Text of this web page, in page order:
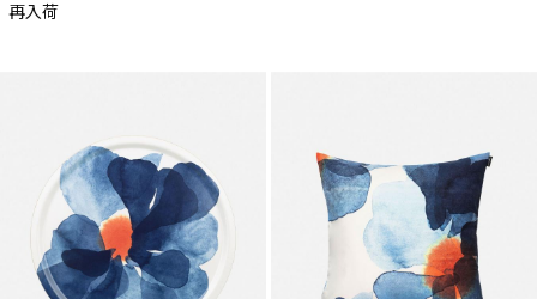
再入荷